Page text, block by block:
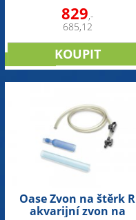
829,-
685,12
Oase Zvon na štěrk R
akvarijní zvon na